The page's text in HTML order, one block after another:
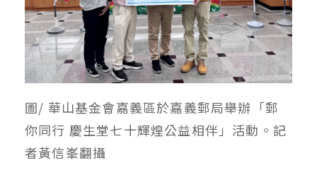
圖/ 華山基金會嘉義區於嘉義郵局舉辦「郵
你同行 慶生堂七十輝煌公益相伴」活動。記
者黃信峯翻攝